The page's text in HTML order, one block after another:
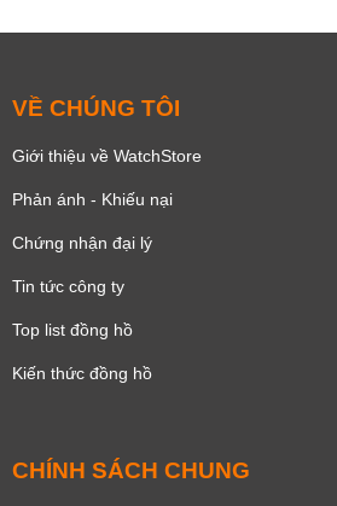
VỀ CHÚNG TÔI
Giới thiệu về WatchStore
Phản ánh - Khiếu nại
Chứng nhận đại lý
Tin tức công ty
Top list đồng hồ
Kiến thức đồng hồ
CHÍNH SÁCH CHUNG